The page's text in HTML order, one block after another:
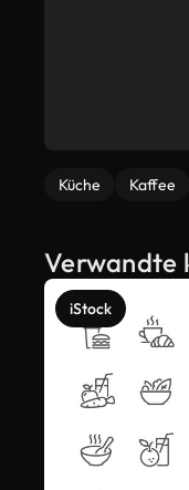
Küche Kaffee
Verwandte
iStock